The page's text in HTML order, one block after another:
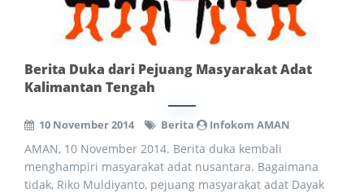
Berita Duka dari Pejuang Masyarakat Adat
Kalimantan Tengah
10 November 2014 Berita Infokom AMAN
AMAN, 10 November 2014. Berita duka kembali
menghampiri masyarakat adat nusantara. Bagaimana
tidak, Riko Muldiyanto, pejuang masyarakat adat Dayak